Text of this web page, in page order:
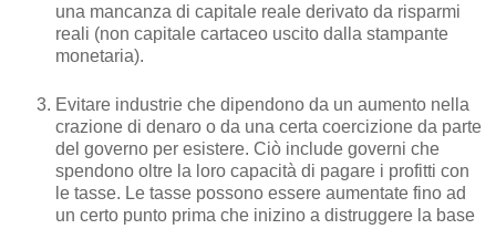
una mancanza di capitale reale derivato da risparmi
reali (non capitale cartaceo uscito dalla stampante
monetaria).
Evitare industrie che dipendono da un aumento nella
crazione di denaro o da una certa coercizione da parte
del governo per esistere. Ciò include governi che
spendono oltre la loro capacità di pagare i profitti con
le tasse. Le tasse possono essere aumentate fino ad
un certo punto prima che inizino a distruggere la base